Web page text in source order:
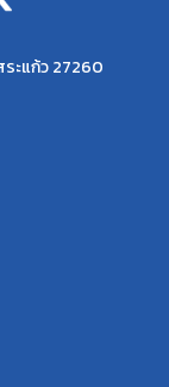
ะแก้ว 27260